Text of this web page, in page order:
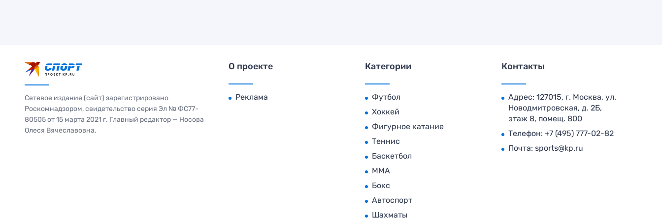
Сетевое издание (сайт) зарегистрировано
Роскомнадзором, свидетельство серия Эл № ФС77-
80505 от 15 марта 2021 г. Главный редактор — Носова
Олеся Вячеславовна.
О проекте
Реклама
Категории
Футбол
Хоккей
Фигурное катание
Теннис
Баскетбол
MMA
Бокс
Автоспорт
Шахматы
Контакты
Адрес: 127015, г. Москва, ул.
Новодмитровская, д. 2Б,
этаж 8, помещ. 800
Телефон: +7 (495) 777-02-82
Почта: sports@kp.ru